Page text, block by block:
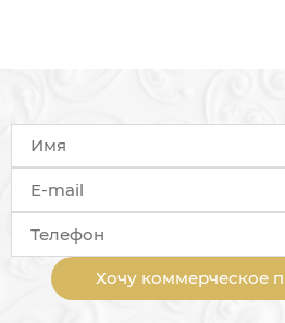
Хочу коммерческое